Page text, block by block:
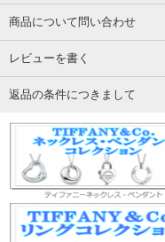
商品について問い合わせ
レビューを書く
返品の条件につきまして